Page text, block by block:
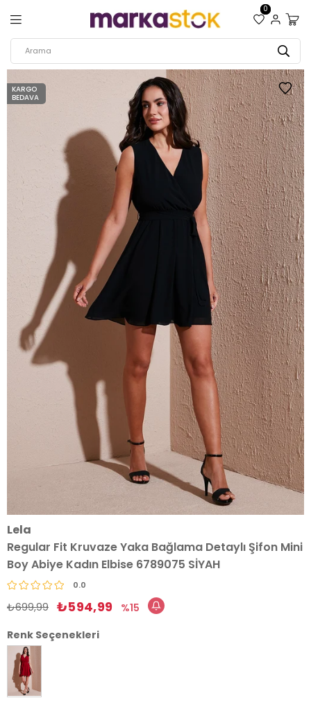
0
KARGO
BEDAVA
Lela
Regular Fit Kruvaze Yaka Bağlama Detaylı Şifon Mini
Boy Abiye Kadın Elbise 6789075 SİYAH
0.0
₺699,99 ₺594,99
15
Renk Seçenekleri